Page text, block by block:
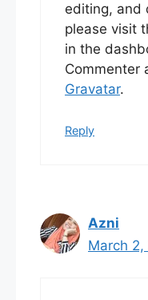
editing, and
please visit
in the
Commenter
Gravatar.
Reply
Azni
March 2,